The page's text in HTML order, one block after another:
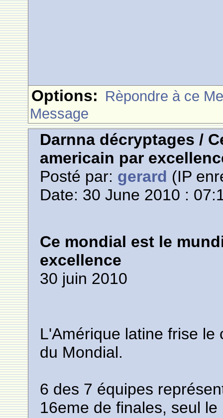
Options: Rèpondre à ce
Message
Darnna décryptages /
americain par
Posté par: gerard (IP
Date: 30 June 2010 :
Ce mondial est le
excellence
30 juin 2010
L'Amérique latine frise
du Mondial.
6 des 7 équipes
16eme de finales, seul